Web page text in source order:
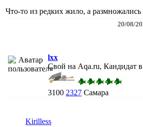
Что-то из редких жило, а
20/08/
lxx
Свой на Aqa.ru, Кандидат
3100 2327 Самара
Kirilless